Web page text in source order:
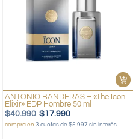
ANTONIO BANDERAS – «The Icon
Elixir» EDP Hombre 50 ml
$40.990 $17.990
compra en3 cuotas de $5.997 sin interés